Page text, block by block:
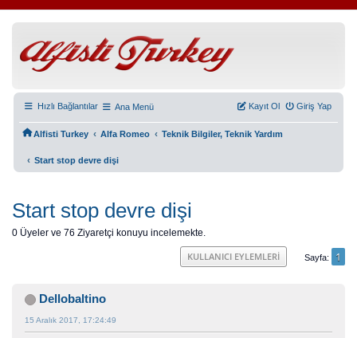
Hızlı Bağlantılar Ana Menü Giriş Yap
Kayıt Ol
Alfisti Turkey ‹ Alfa Romeo ‹ Teknik Bilgiler, Teknik Yardım
‹ Start stop devre dişi
Start stop devre dişi
0 Üyeler ve 76 Ziyaretçi konuyu incelemekte.
Sayfa 1
KULLANICI EYLEMLERI
Dellobaltino
15 Aralık 2017, 17:24:49